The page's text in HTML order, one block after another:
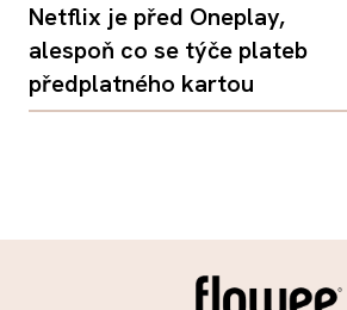
Netflix je před Oneplay,
alespoň co se týče plateb
předplatného kartou